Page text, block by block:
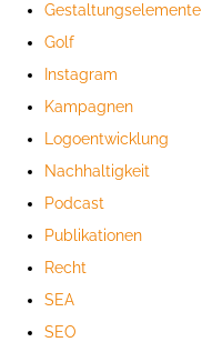
Gestaltungselemente
Golf
Instagram
Kampagnen
Logoentwicklung
Nachhaltigkeit
Podcast
Publikationen
Recht
SEA
SEO